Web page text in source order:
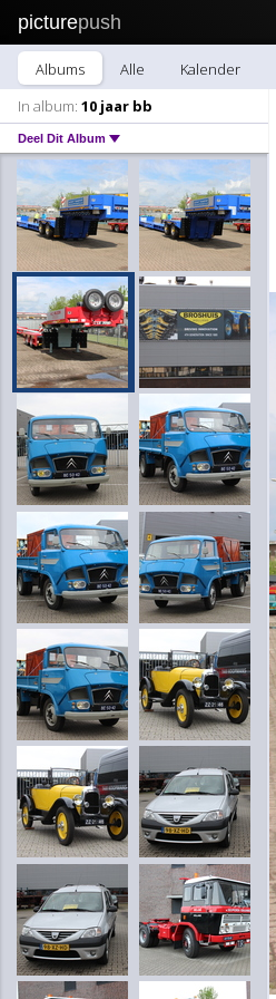
picturepush
Albums Alle Kalender
In album: 10 jaar bb
Deel Dit Album